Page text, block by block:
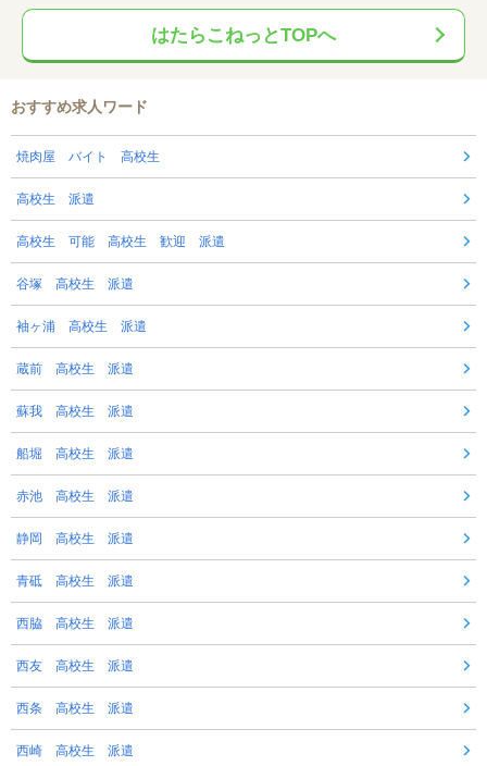
はたらこねっとTOPへ
おすすめ求人ワード
焼肉屋 バイト 高校生
高校生 派遣
高校生 可能 高校生 歓迎 派遣
谷塚 高校生 派遣
袖ヶ浦 高校生 派遣
蔵前 高校生 派遣
蘇我 高校生 派遣
船堀 高校生 派遣
赤池 高校生 派遣
静岡 高校生 派遣
青砥 高校生 派遣
西脇 高校生 派遣
西友 高校生 派遣
西条 高校生 派遣
西崎 高校生 派遣